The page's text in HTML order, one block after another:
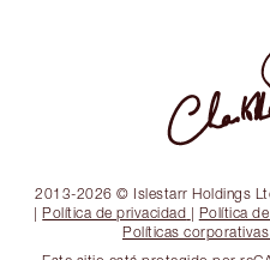
2013-2026 © Islestarr Holdings
| Política de privacidad | Política
Políticas corporativas